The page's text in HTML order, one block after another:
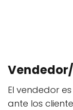
El vendedor
ante los